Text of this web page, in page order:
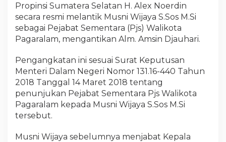
Propinsi Sumatera Selatan H. Alex Noerdin
secara resmi melantik Musni Wijaya S.Sos M.Si
sebagai Pejabat Sementara (Pjs) Walikota
Pagaralam, mengantikan Alm. Amsin Djauhari.
Pengangkatan ini sesuai Surat Keputusan
Menteri Dalam Negeri Nomor 131.16-440 Tahun
2018 Tanggal 14 Maret 2018 tentang
penunjukan Pejabat Sementara Pjs Walikota
Pagaralam kepada Musni Wijaya S.Sos M.Si
tersebut.
Musni Wijaya sebelumnya menjabat Kepala